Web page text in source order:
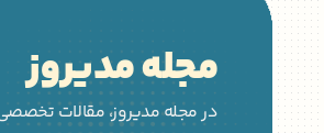
مجله مدیروز
در مجله مدیروز، مقالات